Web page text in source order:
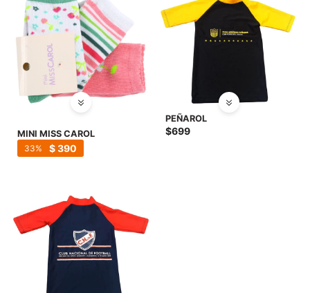
MINI MISS CAROL
$390
33
PEÑAROL
$699